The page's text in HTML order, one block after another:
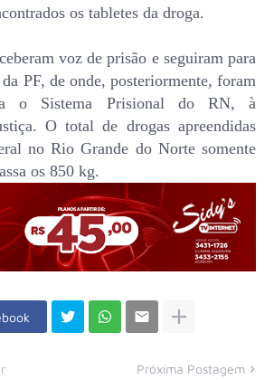
os tabletes da droga.
voz de prisão e seguiram para
da PF, de onde, posteriormente, foram
o Sistema Prisional do RN, à
O total de drogas apreendidas
no Rio Grande do Norte somente
os 850 kg.
Próxima Postagem